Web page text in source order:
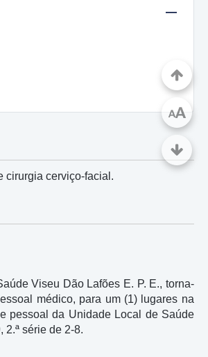
cirurgia cerviço-facial.
Viseu Dão Lafões E. P. E., torna-
médico, para um (1) lugares na
pessoal da Unidade Local de Saúde
2.ª série de 2-8.
AA